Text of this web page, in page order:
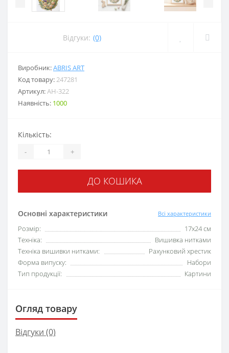
Відгуки: (0)
Виробник:ABRIS ART
Код товару:247281
Артикул:AH-322
Наявність: 1000
Основні характеристики Всі характеристики
Розмір:
17х24 cм
Техніка:
Вишивка нитками
Техніка вишивки нитками:
Рахунковий хрестик
Форма випуску:
Набори
Тип продукції:
Картини
Кількість:
- +
ДО КОШИКА
Огляд товару
Відгуки (0)